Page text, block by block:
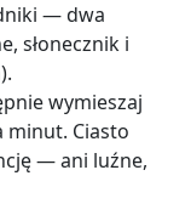
— dwa
słonecznik i
wymieszaj
minut. Ciasto
— ani luźne,